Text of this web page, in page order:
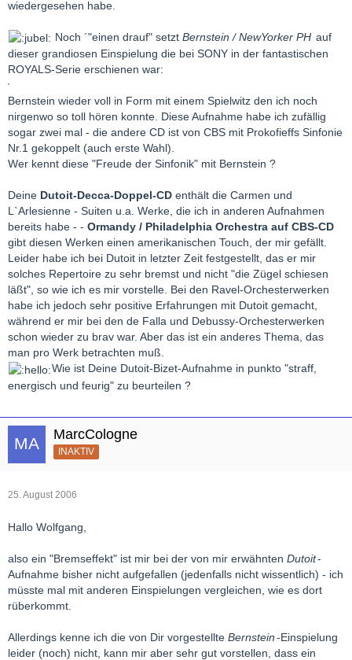
wiedergesehen habe.
Noch ´"einen drauf" setzt Bernstein / NewYorker PH auf
dieser grandiosen Einspielung die bei SONY in der fantastischen
ROYALS-Serie erschienen war:
Bernstein wieder voll in Form mit einem Spielwitz den ich noch
nirgenwo so toll hören konnte. Diese Aufnahme habe ich zufällig
sogar zwei mal - die andere CD ist von CBS mit Prokofieffs Sinfonie
Nr.1 gekoppelt (auch erste Wahl).
Wer kennt diese "Freude der Sinfonik" mit Bernstein ?
Deine Dutoit-Decca-Doppel-CD enthält die Carmen und
L`Arlesienne - Suiten u.a. Werke, die ich in anderen Aufnahmen
bereits habe - - Ormandy / Philadelphia Orchestra auf CBS-CD
gibt diesen Werken einen amerikanischen Touch, der mir gefällt.
Leider habe ich bei Dutoit in letzter Zeit festgestellt, das er mir
solches Repertoire zu sehr bremst und nicht "die Zügel schiesen
läßt", so wie ich es mir vorstelle. Bei den Ravel-Orchesterwerken
habe ich jedoch sehr positive Erfahrungen mit Dutoit gemacht,
während er mir bei den de Falla und Debussy-Orchesterwerken
schon wieder zu brav war. Aber das ist ein anderes Thema, das
man pro Werk betrachten muß.
Wie ist Deine Dutoit-Bizet-Aufnahme in punkto "straff,
energisch und feurig" zu beurteilen ?
MarcCologne
INAKTIV
25. August 2006
Hallo Wolfgang,
also ein "Bremseffekt" ist mir bei der von mir erwähnten Dutoit-
Aufnahme bisher nicht aufgefallen (jedenfalls nicht wissentlich) - ich
müsste mal mit anderen Einspielungen vergleichen, wie es dort
rüberkommt.
Allerdings kenne ich die von Dir vorgestellte Bernstein-Einspielung
leider (noch) nicht, kann mir aber sehr gut vorstellen, dass ein